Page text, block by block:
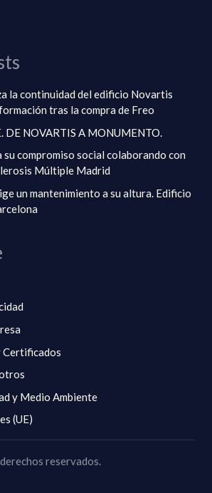
la continuidad del edificio Novartis
tras la compra de Freo
DE NOVARTIS A MONUMENTO.
compromiso social colaborando con
Múltiple Madrid
un mantenimiento a su altura. Edificio
Certificados
y Medio Ambiente
(UE)
reservados.